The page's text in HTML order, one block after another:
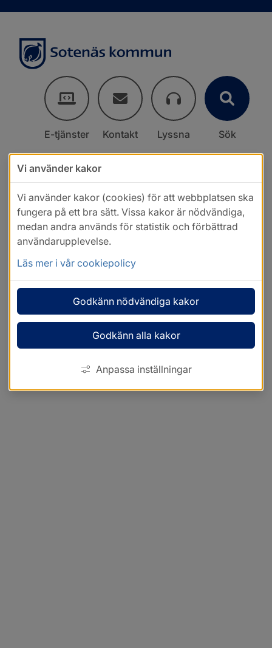
E-tjänster Kontakt Lyssna Sök
Vi använder kakor
Vi använder kakor (cookies) för att webbplatsen ska
fungera på ett bra sätt. Vissa kakor är nödvändiga,
medan andra används för statistik och förbättrad
användarupplevelse.
Läs mer i vår cookiepolicy
Godkänn nödvändiga kakor
Godkänn alla kakor
Anpassa inställningar